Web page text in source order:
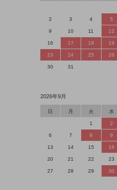
2 3 4 5
9 10 11 12
16 17 18 19
23 24 25 26
30 31
2026年9月
日 月 火 水
1 2
6 7 8 9
13 14 15 16
20 21 22 23
27 28 29 30